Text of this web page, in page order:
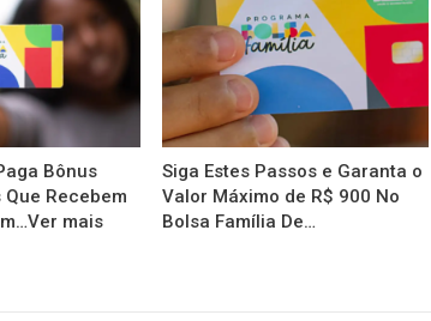
Bônus
Recebem
mais
Siga Estes Passos e Garanta o
Valor Máximo de R$ 900 No
Bolsa Família De…